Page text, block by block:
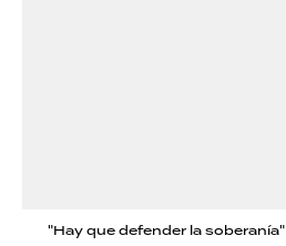
"Hay que defender la soberanía"